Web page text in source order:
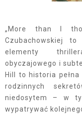
„More than I
Czubachowskiej
elementy
obyczajowego i
Hill to historia
rodzinnych
niedosytem – w
wypatrywać